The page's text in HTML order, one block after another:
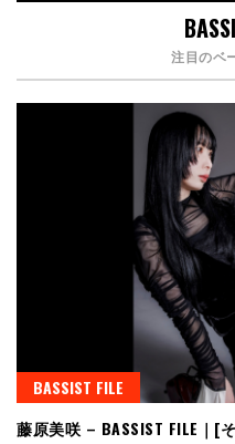
注目のベ
BASSIST FILE
藤原美咲 – BASSIST FILE｜[